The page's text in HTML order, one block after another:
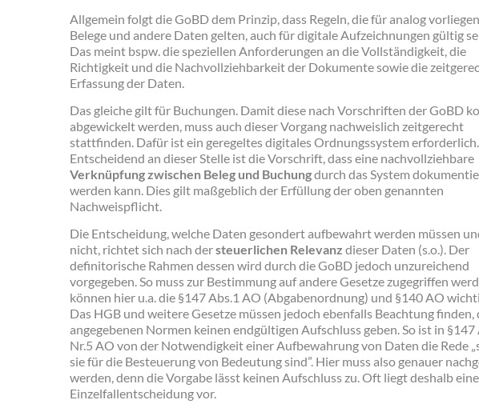
Allgemein folgt die GoBD dem Prinzip, dass Regeln, die für analog
Belege und andere Daten gelten, auch für digitale Aufzeichnungen gültig
Das meint bspw. die speziellen Anforderungen an die Vollständigkeit, die
Richtigkeit und die Nachvollziehbarkeit der Dokumente sowie die
Erfassung der Daten.
Das gleiche gilt für Buchungen. Damit diese nach Vorschriften der GoBD
abgewickelt werden, muss auch dieser Vorgang nachweislich zeitgerecht
stattfinden. Dafür ist ein geregeltes digitales Ordnungssystem erforderlich.
Entscheidend an dieser Stelle ist die Vorschrift, dass eine nachvollziehbare
Verknüpfung zwischen Beleg und Buchungdurch das System
werden kann. Dies gilt maßgeblich der Erfüllung der oben genannten
Nachweispflicht.
Die Entscheidung, welche Daten gesondert aufbewahrt werden müssen
nicht, richtet sich nach dersteuerlichen Relevanz dieser Daten (s.o.). Der
definitorische Rahmen dessen wird durch die GoBD jedoch unzureichend
vorgegeben. So muss zur Bestimmung auf andere Gesetze zugegriffen
können hier u.a. die §147 Abs.1 AO (Abgabenordnung) und §140 AO
Das HGB und weitere Gesetze müssen jedoch ebenfalls Beachtung finden,
angegebenen Normen keinen endgültigen Aufschluss geben. So ist in §147
Nr.5 AO von der Notwendigkeit einer Aufbewahrung von Daten die Rede
sie für die Besteuerung von Bedeutung sind”. Hier muss also genauer
werden, denn die Vorgabe lässt keinen Aufschluss zu. Oft liegt deshalb eine
Einzelfallentscheidung vor.